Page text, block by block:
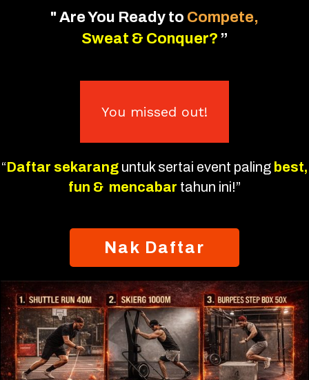
"Are You Ready to Compete,
Sweat & Conquer? ”
You missed out!
“Daftar sekarang untuk sertai event paling best,
fun & mencabar tahun ini!”
Nak Daftar